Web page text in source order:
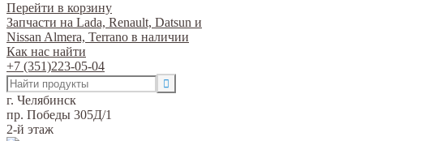
Перейти в корзину
Запчасти на Lada, Renault, Datsun и
Nissan Almera, Terrano в наличии
Как нас найти
+7 (351)223-05-04
г. Челябинск
пр. Победы 305Д/1
2-й этаж